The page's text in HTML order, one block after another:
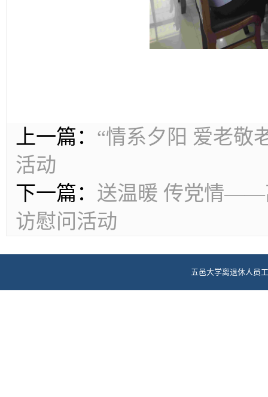
上一篇： “情系夕阳 爱老敬
活动
下一篇： 送温暖 传党情——
访慰问活动
五邑大学离退休人员